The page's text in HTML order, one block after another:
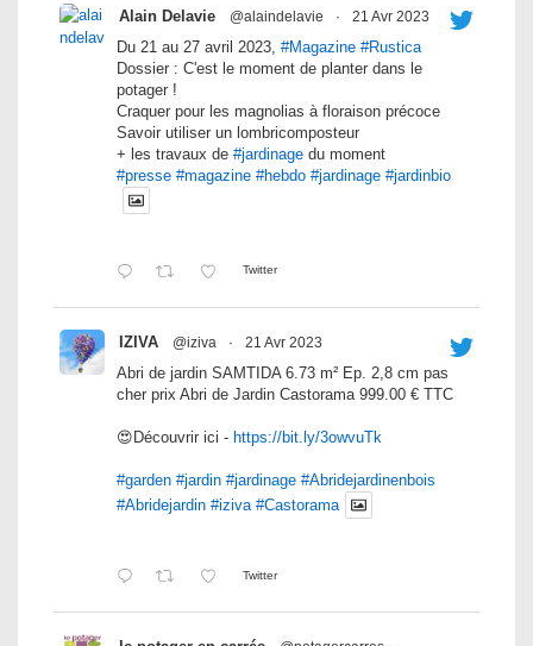
Alain Delavie @alaindelavie · 21 Avr 2023
Du 21 au 27 avril 2023, #Magazine #Rustica
Dossier : C'est le moment de planter dans le
potager !
Craquer pour les magnolias à floraison précoce
Savoir utiliser un lombricomposteur
+ les travaux de #jardinage du moment
#presse #magazine #hebdo #jardinage #jardinbio
Twitter
IZIVA @iziva · 21 Avr 2023
Abri de jardin SAMTIDA 6.73 m² Ep. 2,8 cm pas
cher prix Abri de Jardin Castorama 999.00 € TTC
😍Découvrir ici - https://bit.ly/3owvuTk
#garden #jardin #jardinage #Abridejardinenbois
#Abridejardin #iziva #Castorama
Twitter